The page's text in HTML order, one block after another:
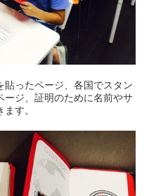
ったページ、各国でスタン
ージ、証明のために名前やサ
す。